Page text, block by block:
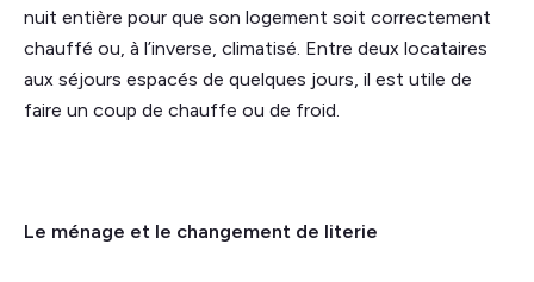
nuit entière pour que son logement soit correctement
chauffé ou, à l’inverse, climatisé. Entre deux locataires
aux séjours espacés de quelques jours, il est utile de
faire un coup de chauffe ou de froid.
Le ménage et le changement de literie